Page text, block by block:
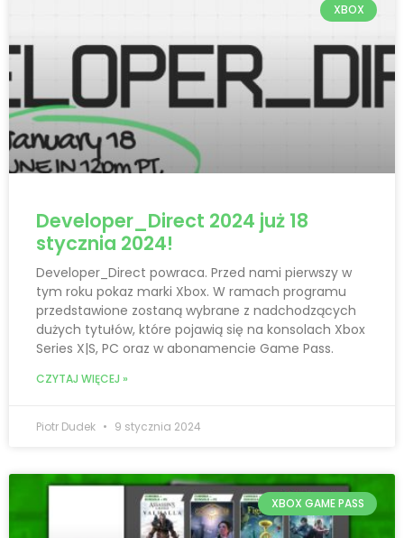
XBOX
Developer_Direct 2024 już 18
stycznia 2024!
Developer_Direct powraca. Przed nami pierwszy w
tym roku pokaz marki Xbox. W ramach programu
przedstawione zostaną wybrane z nadchodzących
dużych tytułów, które pojawią się na konsolach Xbox
Series X|S, PC oraz w abonamencie Game Pass.
CZYTAJ WIĘCEJ »
Piotr Dudek 9 stycznia 2024
XBOX GAME PASS